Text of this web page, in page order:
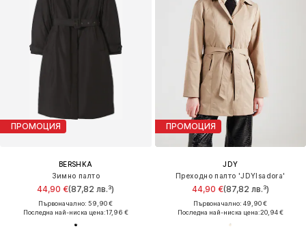
ПРОМОЦИЯ
BERSHKA
Зимно палто
44,90 €(87,82 лв.³)
Първоначално: 59,90 €
Последна най-ниска цена:17,96 €
ПРОМОЦИЯ
JDY
Преходно палто 'JDYIsadora'
44,90 €(87,82 лв.³)
Първоначално: 49,90 €
Последна най-ниска цена:20,94 €